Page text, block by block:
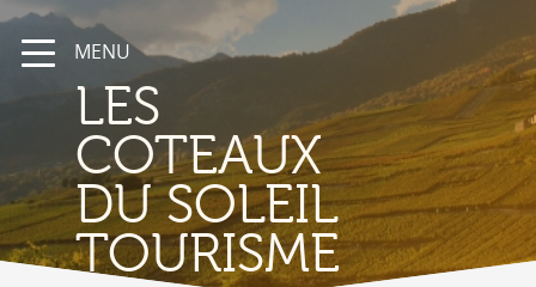
MENU
LES
COTEAUX
DU SOLEIL
TOURISME